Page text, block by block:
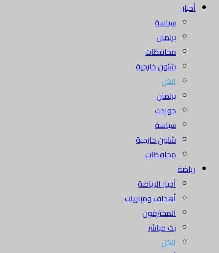
أخبار
سياسة
برلمان
محافظات
شئون خارجية
الكل
برلمان
حوادث
سياسة
شئون خارجية
محافظات
رياضة
أخبار الرياضة
أهداف ومباريات
المحترفون
بث مباشر
الكل